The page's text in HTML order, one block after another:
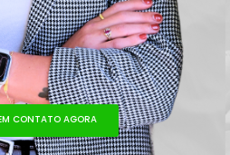
CONTATO AGORA